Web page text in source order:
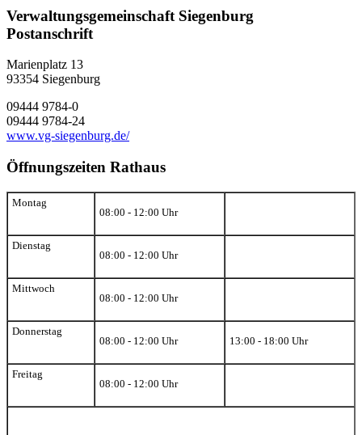
Verwaltungsgemeinschaft Siegenburg
Postanschrift
Marienplatz 13
93354 Siegenburg
09444 9784-0
09444 9784-24
www.vg-siegenburg.de/
Öffnungszeiten Rathaus
Montag
08:00 - 12:00 Uhr
Dienstag
08:00 - 12:00 Uhr
Mittwoch
08:00 - 12:00 Uhr
Donnerstag
08:00 - 12:00 Uhr
13:00 - 18:00 Uhr
Freitag
08:00 - 12:00 Uhr